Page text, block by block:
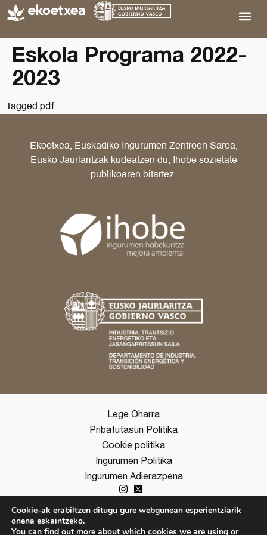
Eskola Programa 2022-
2023
Tagged pdf
Ekoetxea, Euskadiko Ingurumen Zentroen Sarea,
Eusko Jaurlaritzak kudeatzen du, Ihobe sozietate
publikoaren bitartez.
Lege Oharra
Pribatutasun Politika
Cookie politika
Ingurumen Politika
Ingurumen Adierazpena
Cookie-ak erabiltzen ditugu gure webgunean esperientziarik
onena eskaintzeko.
You can find out more about which cookies we are using or